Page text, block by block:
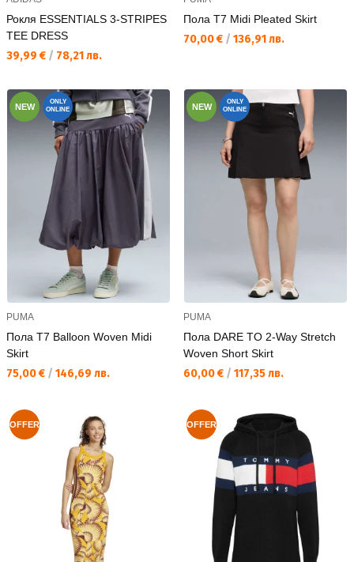
Рокля ESSENTIALS 3-STRIPES
TEE DRESS
Текуща цена:
39,99 € / 78,21 лв.
Пола T7 Midi Pleated Skirt
Текуща цена:
70,00 € / 136,91 лв.
NEW
ONLY
ONLINE
PUMA
Пола T7 Balloon Woven Midi
Skirt
Текуща цена:
75,00 € / 146,69 лв.
NEW
ONLY
ONLINE
PUMA
Пола DARE TO 2-Way Stretch
Woven Short Skirt
Текуща цена:
60,00 € / 117,35 лв.
OFFER OFFER